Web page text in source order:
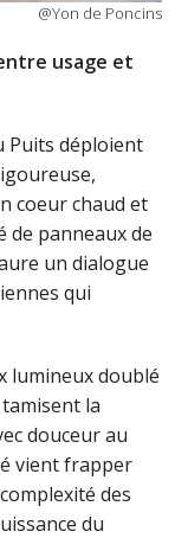
@Yon de Poncins
usage et
Puits déploient
coeur chaud et
de panneaux de
un dialogue
qui
lumineux doublé
la
douceur au
vient frapper
des
du